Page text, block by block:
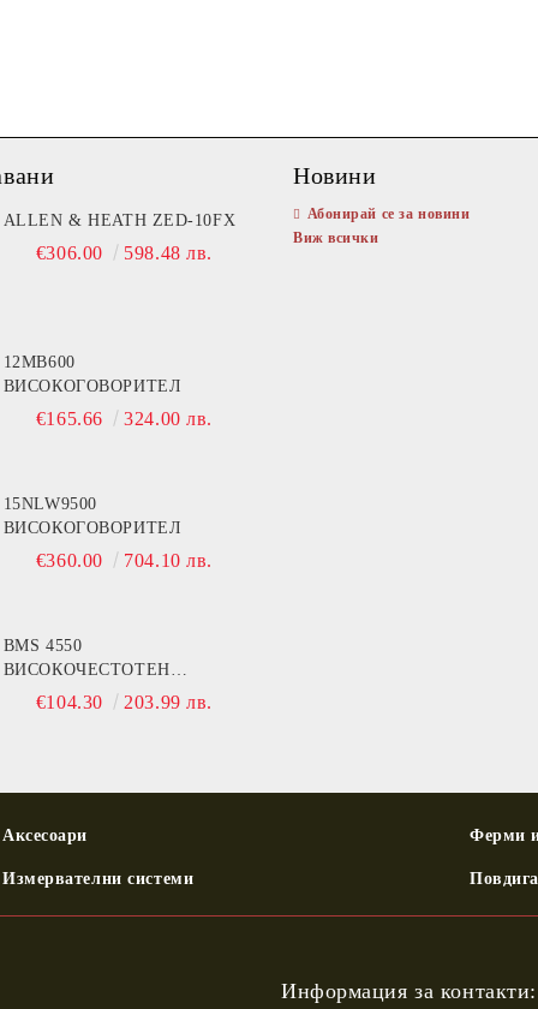
T902 A (DSP
NAT TDA15000 Усилвател
ALLEN & HEATH ZED-10FX
€306.00 598.48 лв.
12MB600
ВИСОКОГОВОРИТЕЛ
€165.66 324.00 лв.
15NLW9500
ВИСОКОГОВОРИТЕЛ
€360.00 704.10 лв.
BMS 4550
ВИСОКОЧЕСТОТЕН
ФЕРИТЕН ДРАЙВЕР
€104.30 203.99 лв.
Новини
Абонирай се за новини
Виж всички
Аксесоари
Измервателни системи
Ферми и
Информация за контакти: